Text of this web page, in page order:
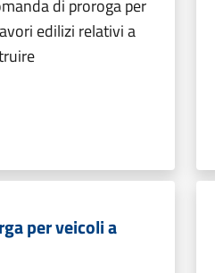
di proroga per
edilizi relativi a
per veicoli a